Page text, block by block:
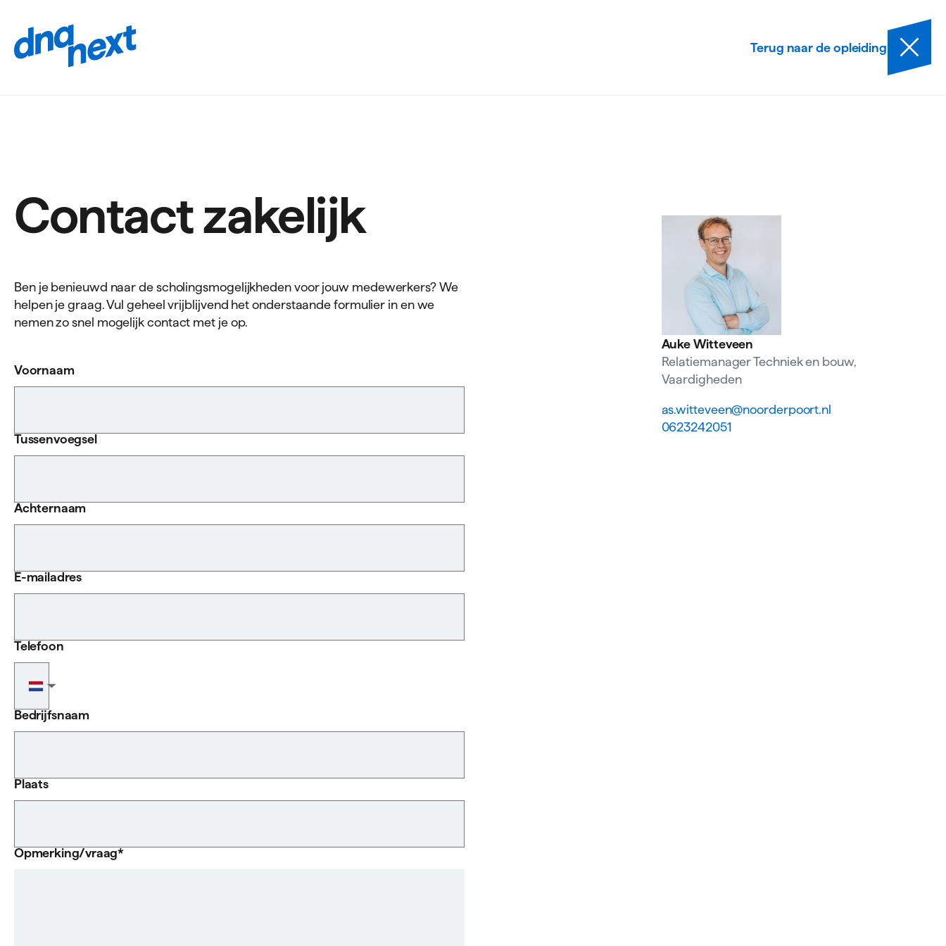
Navigatie
overslaan
Terug naar de opleiding
Contact zakelijk
Ben je benieuwd naar de scholingsmogelijkheden voor jouw medewerkers? We
helpen je graag. Vul geheel vrijblijvend het onderstaande formulier in en we
nemen zo snel mogelijk contact met je op.
Voornaam
Tussenvoegsel
Achternaam
E-mailadres
▼
Telefoon
Bedrijfsnaam
Plaats
Opmerking/vraag
Auke Witteveen
Relatiemanager Techniek en bouw,
Vaardigheden
as.witteveen@noorderpoort.nl
0623242051